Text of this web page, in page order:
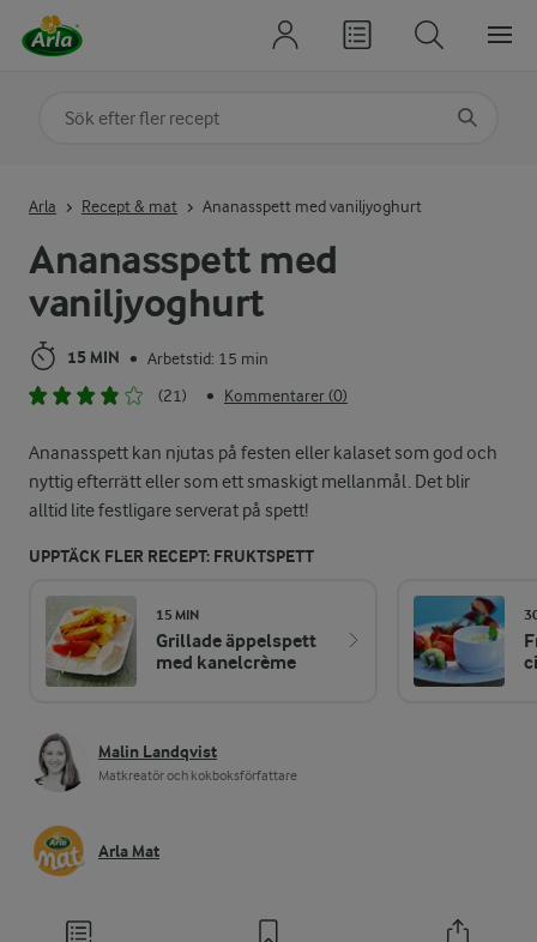
Ananasspett med
vaniljyoghurt
15 MIN • Arbetstid: 15 min
(21)
• Kommentarer (0)
Ananasspett kan njutas på festen eller kalaset som god och
nyttig efterrätt eller som ett smaskigt mellanmål. Det blir
alltid lite festligare serverat på spett!
UPPTÄCK FLER RECEPT: FRUKTSPETT
15 MIN
Grillade äppelspett
med kanelcrème
Malin Landqvist
Matkreatör och kokboksförfattare
Arla Mat
Arla Recept & mat Ananasspett med vaniljyoghurt
Sök på kategori eller ingrediens